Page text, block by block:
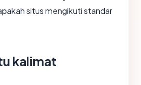
situs mengikuti standar
kalimat